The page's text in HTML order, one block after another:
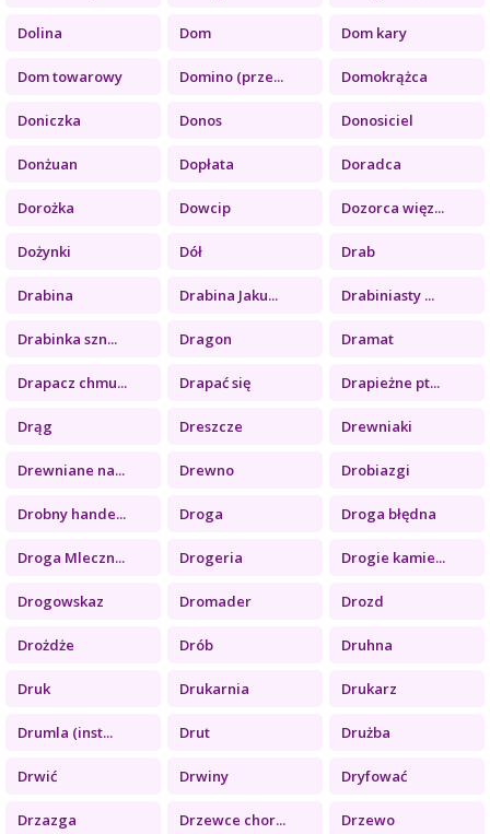
Dolina Dom Dom kary
Dom towarowy Domino (prze... Domokrążca
Doniczka Donos Donosiciel
Donżuan Dopłata Doradca
Dorożka Dowcip Dozorca więz...
Dożynki Dół Drab
Drabina Drabina Jaku... Drabiniasty ...
Drabinka szn... Dragon Dramat
Drapacz chmu... Drapać się Drapieżne pt...
Drąg Dreszcze Drewniaki
Drewniane na... Drewno Drobiazgi
Drobny hande... Droga Droga błędna
Droga Mleczn... Drogeria Drogie kamie...
Drogowskaz Dromader Drozd
Drożdże Drób Druhna
Druk Drukarnia Drukarz
Drumla (inst... Drut Drużba
Drwić Drwiny Dryfować
Drzazga Drzewce chor... Drzewo